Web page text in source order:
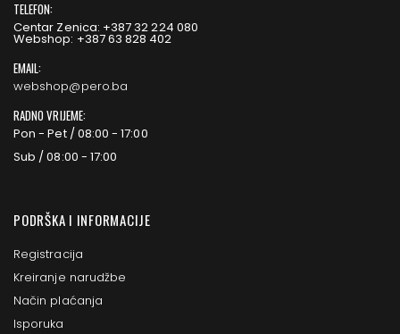
TELEFON:
Centar Zenica: +387 32 224 080
Webshop: +387 63 828 402
EMAIL:
webshop@pero.ba
RADNO VRIJEME:
Pon - Pet / 08:00 - 17:00
Sub / 08:00 - 17:00
PODRŠKA I INFORMACIJE
Registracija
Kreiranje narudžbe
Način plaćanja
Isporuka